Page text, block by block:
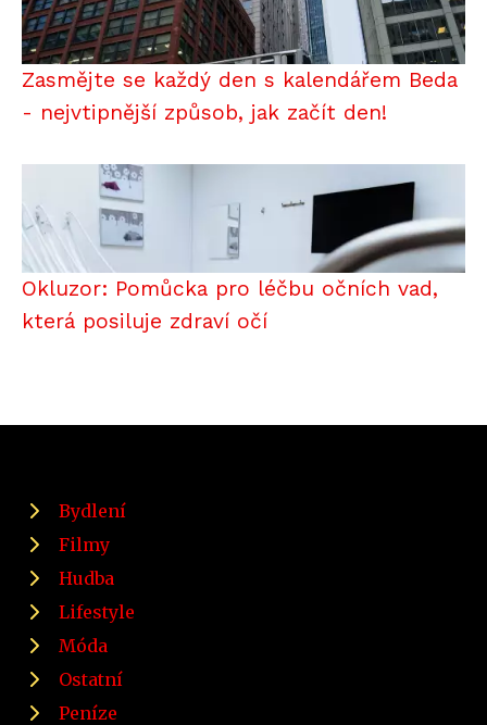
Zasmějte se každý den s kalendářem Beda
- nejvtipnější způsob, jak začít den!
Okluzor: Pomůcka pro léčbu očních vad,
která posiluje zdraví očí
Bydlení
Filmy
Hudba
Lifestyle
Móda
Ostatní
Peníze